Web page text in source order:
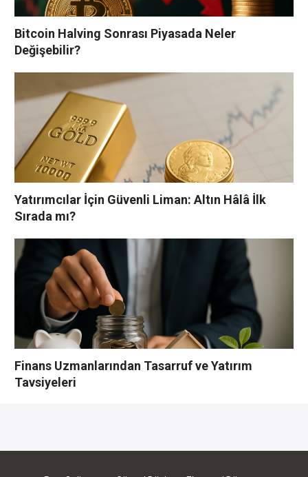
Bitcoin Halving Sonrası Piyasada Neler
Değişebilir?
Yatırımcılar İçin Güvenli Liman: Altın Hâlâ İlk
Sırada mı?
Finans Uzmanlarından Tasarruf ve Yatırım
Tavsiyeleri